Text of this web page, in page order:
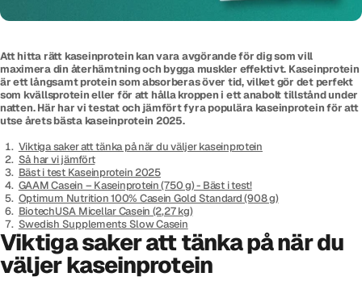
Att hitta rätt kaseinprotein kan vara avgörande för dig som vill
maximera din återhämtning och bygga muskler effektivt. Kaseinprotein
är ett långsamt protein som absorberas över tid, vilket gör det perfekt
som kvällsprotein eller för att hålla kroppen i ett anabolt tillstånd under
natten. Här har vi testat och jämfört fyra populära kaseinprotein för att
utse årets bästa kaseinprotein 2025.
Viktiga saker att tänka på när du väljer kaseinprotein
Så har vi jämfört
Bäst i test Kaseinprotein 2025
GAAM Casein – Kaseinprotein (750 g) - Bäst i test!
Optimum Nutrition 100% Casein Gold Standard (908 g)
BiotechUSA Micellar Casein (2,27 kg)
Swedish Supplements Slow Casein
Viktiga saker att tänka på när du
väljer kaseinprotein